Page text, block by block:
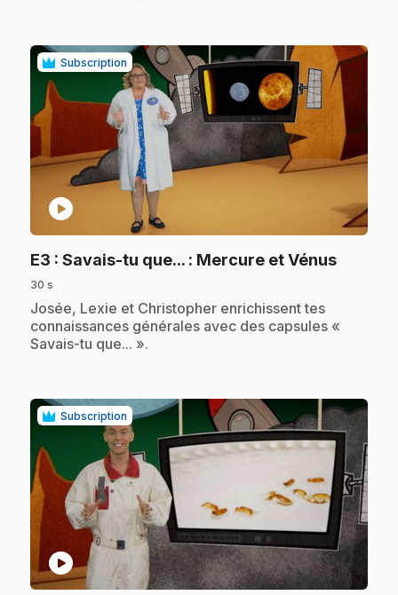
Subscription
play_circle
E3 : Savais-tu que... : Mercure et Vénus.
30 s
.Josée, Lexie et Christopher enrichissent tes
connaissances générales avec des capsules «
Savais-tu que... ».
Subscription
play_circle